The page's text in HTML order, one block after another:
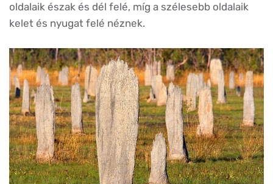
oldalaik észak és dél felé, míg a szélesebb oldalaik
kelet és nyugat felé néznek.